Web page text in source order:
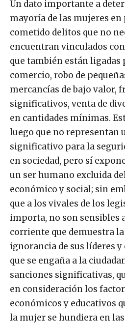
Un dato importante a
mayoría de las mujeres
cometido delitos que no
encuentran vinculados
que también están
comercio, robo de
mercancías de bajo valor,
significativos, venta de
en cantidades mínimas.
luego que no representan
significativo para la
en sociedad, pero sí
un ser humano excluida
económico y social; sin
que a los vivales de los
importa, no son sensibles
corriente que demuestra
ignorancia de sus líderes
que se engaña a la
sanciones significativas,
en consideración los
económicos y educativos
la mujer se hundiera en